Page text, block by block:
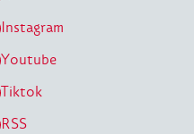
Instagram
Youtube
Tiktok
RSS